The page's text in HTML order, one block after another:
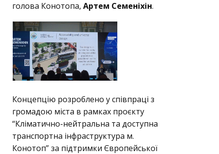
голова Конотопа, Артем Семеніхін.
Концепцію розроблено у співпраці з
громадою міста в рамках проєкту
“Кліматично-нейтральна та доступна
транспортна інфраструктура м.
Конотоп” за підтримки Європейської